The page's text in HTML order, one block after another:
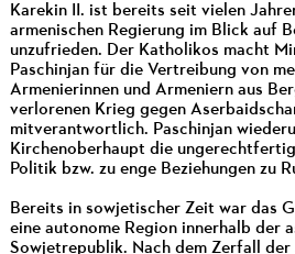
Karekin II. ist bereits seit vielen
armenischen Regierung im Blick auf
unzufrieden. Der Katholikos macht
Paschinjan für die Vertreibung von
Armenierinnen und Armeniern aus
verlorenen Krieg gegen
mitverantwortlich. Paschinjan
Kirchenoberhaupt die
Politik bzw. zu enge Beziehungen zu
Bereits in sowjetischer Zeit war das
eine autonome Region innerhalb der
Sowjetrepublik. Nach dem Zerfall